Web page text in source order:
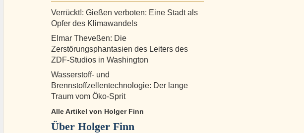
Verrückt!: Gießen verboten: Eine Stadt als
Opfer des Klimawandels
Elmar Theveßen: Die
Zerstörungsphantasien des Leiters des
ZDF-Studios in Washington
Wasserstoff- und
Brennstoffzellentechnologie: Der lange
Traum vom Öko-Sprit
Alle Artikel von Holger Finn
Über Holger Finn